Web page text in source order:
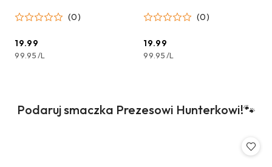
(0)
Cena:
19.99
99.95/L
(0)
Cena:
19.99
99.95/L
Pomiń karuzelę produktów
Produkty
Podaruj smaczka Prezesowi Hunterkowi!🐾